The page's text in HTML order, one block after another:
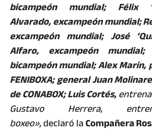
bicampeón mundial; Félix
Alvarado, excampeón mundial;
excampeón mundial; José
Alfaro, excampeón
bicampeón mundial; Alex Marín,
FENIBOXA; general Juan
de CONABOX; Luis Cortés,
Gustavo Herrera,
boxeo»,declaró laCompañera